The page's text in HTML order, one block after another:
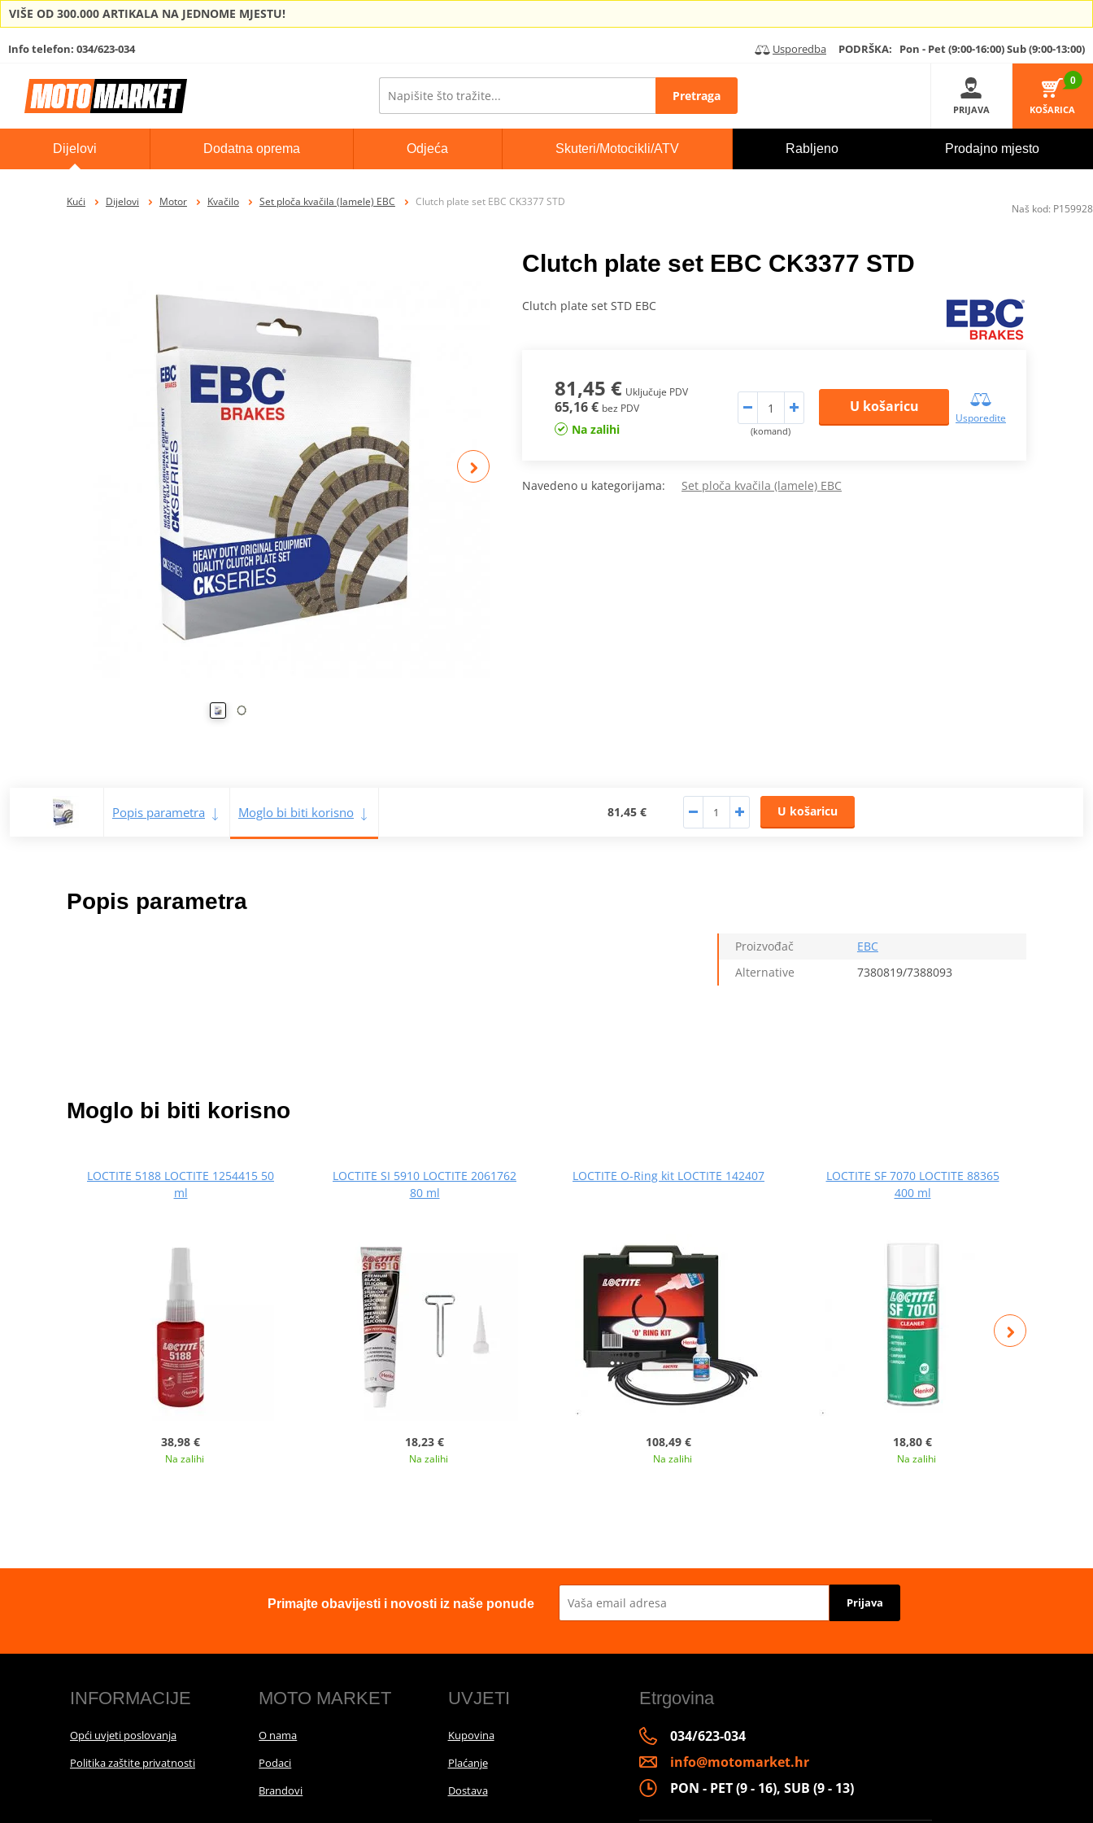
VIŠE OD 300.000 ARTIKALA NA JEDNOME MJESTU!
Info telefon: 034/623-034 Usporedba PODRŠKA: Pon - Pet (9:00-16:00)Sub (9:00-13:00)
Pretraga
PRIJAVA
0
KOŠARICA
Dijelovi Dodatna oprema Odjeća Skuteri/Motocikli/ATV Rabljeno Prodajno mjesto
Kući Dijelovi Motor Kvačilo Set ploča kvačila (lamele) EBC Clutch plate set EBC CK3377 STD
Clutch plate set EBC CK3377 STD
Clutch plate set STD EBC
81,45 € Uključuje PDV
65,16 € bez PDV
Na zalihi (komand)
U košaricu
Usporedite
Navedeno u kategorijama: Set ploča kvačila (lamele) EBC
Popis parametra Moglo bi biti korisno 81,45 € U košaricu
Popis parametra
Proizvođač
EBC
Alternative
7380819/7388093
Naš kod: P159928
Moglo bi biti korisno
LOCTITE 5188 LOCTITE 1254415 50
ml
38,98 €
Na zalihi
LOCTITE SI 5910 LOCTITE 2061762
80 ml
18,23 €
Na zalihi
LOCTITE O-Ring kit LOCTITE 142407
108,49 €
Na zalihi
LOCTITE SF 7070 LOCTITE 88365
400 ml
18,80 €
Na zalihi
Primajte obavijesti i novosti iz naše ponude Prijava
INFORMACIJE
Opći uvjeti poslovanja
Politika zaštite privatnosti
MOTO MARKET
O nama
Podaci
Brandovi
UVJETI
Kupovina
Plaćanje
Dostava
Etrgovina
034/623-034
info@motomarket.hr
PON - PET (9 - 16), SUB (9 - 13)